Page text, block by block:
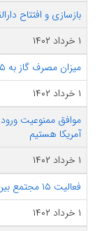
بازسازی و افتتاح
۱ خرداد ۱۴۰۲
میزان مصرف گاز به ۵۶۵ میلیون متر مکعب رسید
۱ خرداد ۱۴۰۲
موافق ممنوعیت
آمریکا هستیم
۱ خرداد ۱۴۰۲
فعالیت ۱۵ مجتمع بین راهی در محور‌های ارتباطی
۱ خرداد ۱۴۰۲